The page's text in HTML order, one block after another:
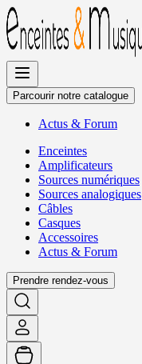
Allez
au
contenu
Parcourir notre catalogue
Actus & Forum
Enceintes
Amplificateurs
Sources numériques
Sources analogiques
Câbles
Casques
Accessoires
Actus & Forum
Prendre rendez-vous